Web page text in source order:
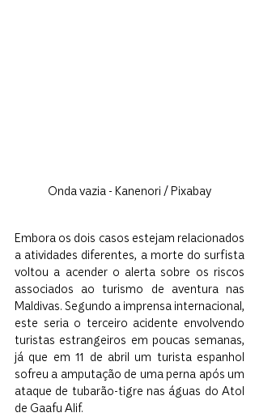
Onda vazia - Kanenori / Pixabay
Embora os dois casos estejam relacionados
a atividades diferentes, a morte do surfista
voltou a acender o alerta sobre os riscos
associados ao turismo de aventura nas
Maldivas. Segundo a imprensa internacional,
este seria o terceiro acidente envolvendo
turistas estrangeiros em poucas semanas,
já que em 11 de abril um turista espanhol
sofreu a amputação de uma perna após um
ataque de tubarão-tigre nas águas do Atol
de Gaafu Alif.